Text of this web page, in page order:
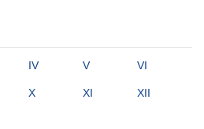
IV V VI
X XI XII